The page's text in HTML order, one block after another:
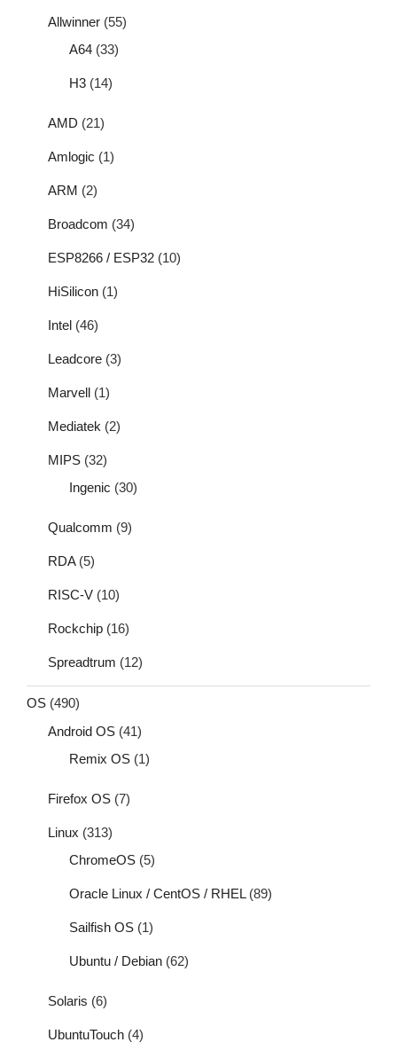
Allwinner (55)
A64 (33)
H3 (14)
AMD (21)
Amlogic (1)
ARM (2)
Broadcom (34)
ESP8266 / ESP32 (10)
HiSilicon (1)
Intel (46)
Leadcore (3)
Marvell (1)
Mediatek (2)
MIPS (32)
Ingenic (30)
Qualcomm (9)
RDA(5)
RISC-V (10)
Rockchip (16)
Spreadtrum (12)
OS (490)
Android OS (41)
Remix OS (1)
Firefox OS (7)
Linux (313)
ChromeOS (5)
Oracle Linux / CentOS / RHEL(89)
Sailfish OS (1)
Ubuntu / Debian (62)
Solaris (6)
UbuntuTouch (4)